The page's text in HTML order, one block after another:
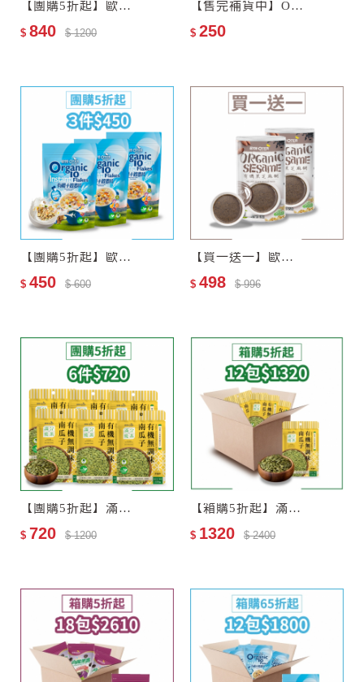
【團購5折起】歐特有機十穀麥片6包
$ 840 $ 1200
【售完補貨中】Oh!維根–歐特有機豆奶茶
$ 250
【團購5折起】歐特有機十穀麥片3包
$ 450 $ 600
【買一送一】歐特有機黑芝麻糊
$ 498 $ 996
【團購5折起】滿分優果–有機無調味南瓜子6包
$ 720 $ 1200
【箱購5折起】滿分優果–有機無調味南瓜子12包–效期2027-06-25
$ 1320 $ 2400